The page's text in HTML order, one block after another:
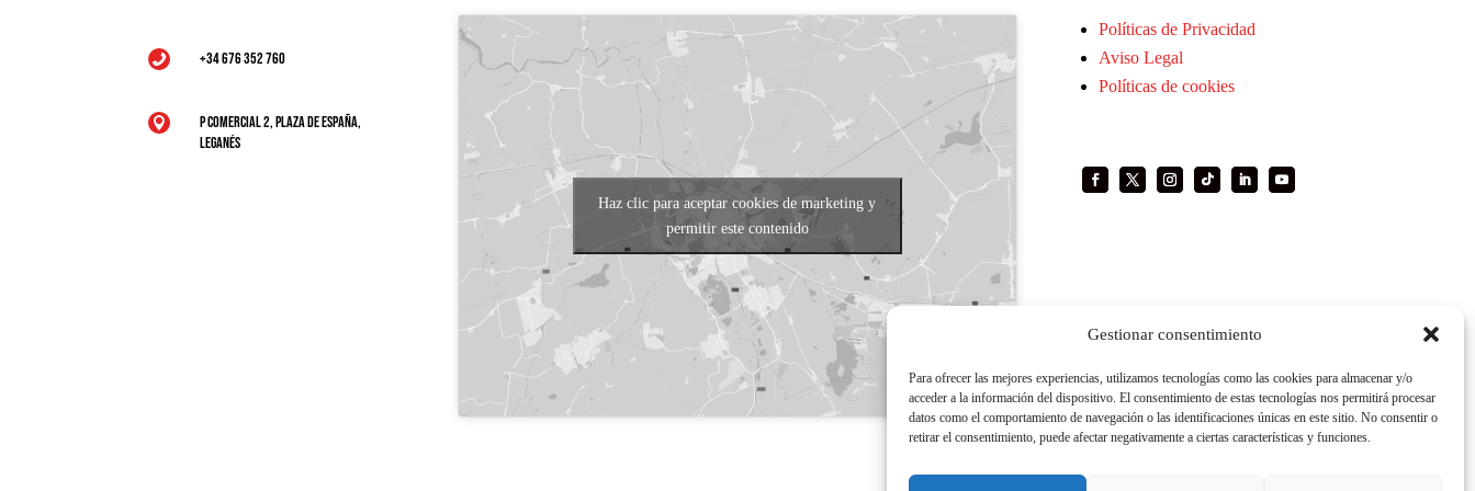
Gestionar consentimiento
Para ofrecer las mejores experiencias, utilizamos tecnologías como las cookies para almacenar y/o
acceder a la información del dispositivo. El consentimiento de estas tecnologías nos permitirá procesar
datos como el comportamiento de navegación o las identificaciones únicas en este sitio. No consentir o
retirar el consentimiento, puede afectar negativamente a ciertas características y funciones.
 +34 676 352 760

P Comercial 2, Plaza de España,
Leganés
Haz clic para aceptar cookies de marketing y
permitir este contenido
Políticas de Privacidad
Aviso Legal
Políticas de cookies